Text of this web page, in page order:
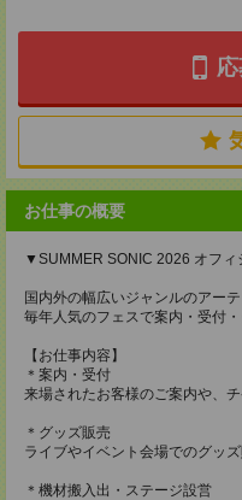
お仕事の概要
▼SUMMER SONIC 2026 オフィ
国内外の幅広いジャンルのアー
毎年人気のフェスで案内・受付
【お仕事内容】
＊案内・受付
来場されたお客様のご案内や、
＊グッズ販売
ライブやイベント会場でのグッ
＊機材搬入出・ステージ設営